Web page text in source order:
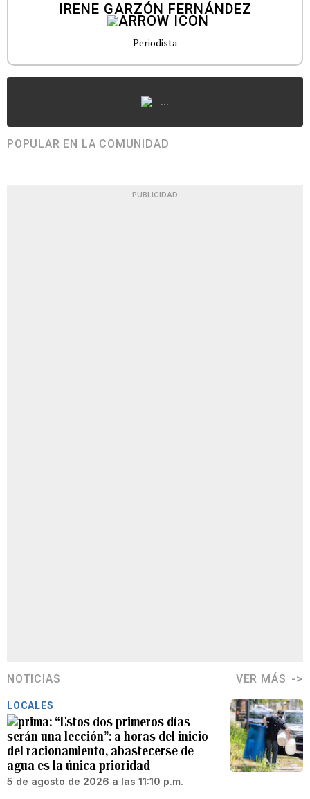
IRENE GARZÓN FERNÁNDEZ
Periodista
...
POPULAR EN LA COMUNIDAD
PUBLICIDAD
NOTICIAS VER MÁS
LOCALES
“Estos dos primeros días
serán una lección”: a horas del inicio
del racionamiento, abastecerse de
agua es la única prioridad
5 de agosto de 2026 a las 11:10 p.m.